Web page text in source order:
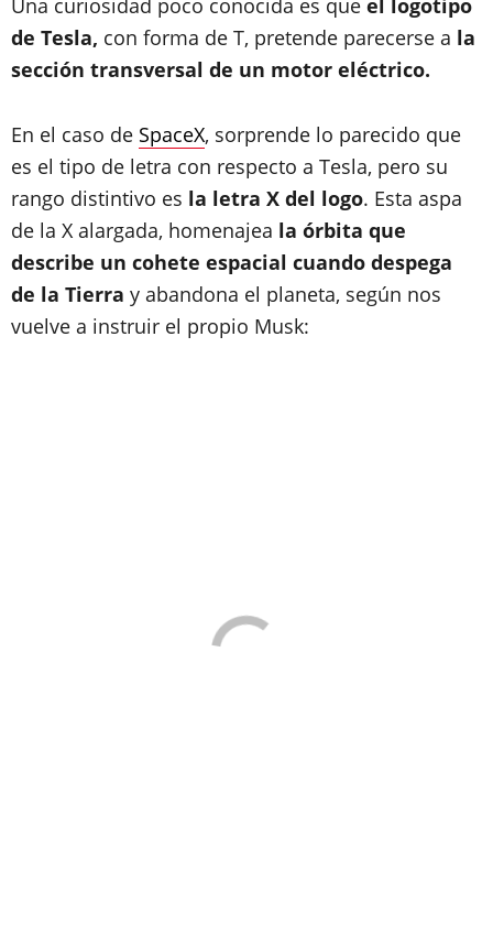
Una curiosidad poco conocida es que el logotipo
de Tesla, con forma de T, pretende parecerse a la
sección transversal de un motor eléctrico.
En el caso de SpaceX, sorprende lo parecido que
es el tipo de letra con respecto a Tesla, pero su
rango distintivo es la letra X del logo. Esta aspa
de la X alargada, homenajea la órbita que
describe un cohete espacial cuando despega
de la Tierra y abandona el planeta, según nos
vuelve a instruir el propio Musk: